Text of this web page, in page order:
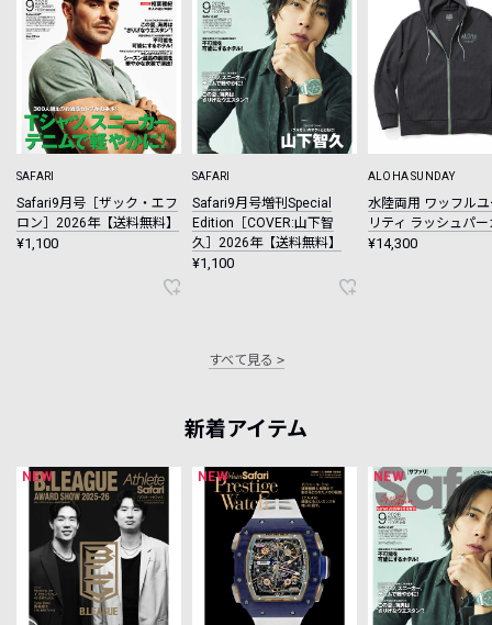
SAFARI
Safari9月号［ザック・エフ
ロン］2026年【送料無料】
¥1,100
SAFARI
Safari9月号増刊Special
Edition［COVER:山下智
久］2026年【送料無料】
¥1,100
ALOHA SUNDAY
水陸両用 ワッフル
リティ ラッシュパー
¥14,300
すべて見る
新着アイテム
NEW NEW NEW